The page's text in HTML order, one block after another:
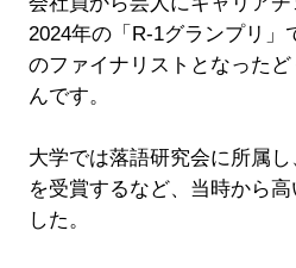
2024年の「R-1グランプリ」
のファイナリストとなった
んです。
大学では落語研究会に所属
を受賞するなど、当時から
した。